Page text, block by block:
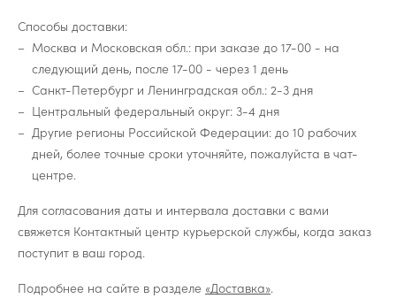
Способы доставки:
Москва и Московская обл.: при заказе до 17-00 - на
следующий день, после 17-00 - через 1 день
Санкт-Петербург и Ленинградская обл.: 2-3 дня
Центральный федеральный округ: 3-4 дня
Другие регионы Российской Федерации: до 10 рабочих
дней, более точные сроки уточняйте, пожалуйста в чат-
центре.
Для согласования даты и интервала доставки с вами
свяжется Контактный центр курьерской службы, когда заказ
поступит в ваш город.
Подробнее на сайте в разделе «Доставка».